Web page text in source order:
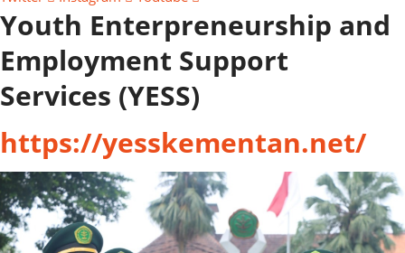
Youth Enterpreneurship and
Employment Support
Services (YESS)
https://yesskementan.net/